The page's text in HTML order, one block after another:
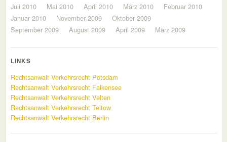
Juli 2010
Mai 2010 April 2010 März 2010
Februar 2010
Januar 2010
November 2009
Oktober 2009
September 2009
August 2009 April 2009 März 2009
LINKS
Rechtsanwalt Verkehrsrecht Potsdam
Rechtsanwalt Verkehrsrecht Falkensee
Rechtsanwalt Verkehrsrecht Velten
Rechtsanwalt Verkehrsrecht Teltow
Rechtsanwalt Verkehrsrecht Berlin